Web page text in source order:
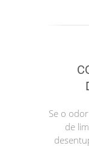
Se o
de